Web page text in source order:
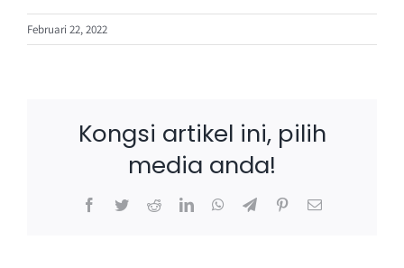
Februari 22, 2022
Kongsi artikel ini, pilih
media anda!
Facebook
TwitterRedditLinkedInWhatsApp
TelegramPinterestEmail